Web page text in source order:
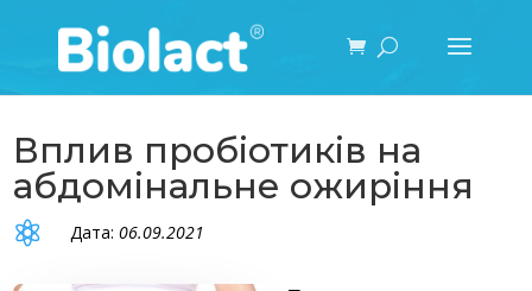
Вплив пробіотиків на
абдомінальне ожиріння
 Дата: 06.09.2021